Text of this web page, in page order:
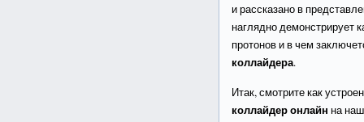
и рассказано в
наглядно демонстрирует
протонов и в чем
коллайдера.
Итак, смотрите как
коллайдер онлайн на